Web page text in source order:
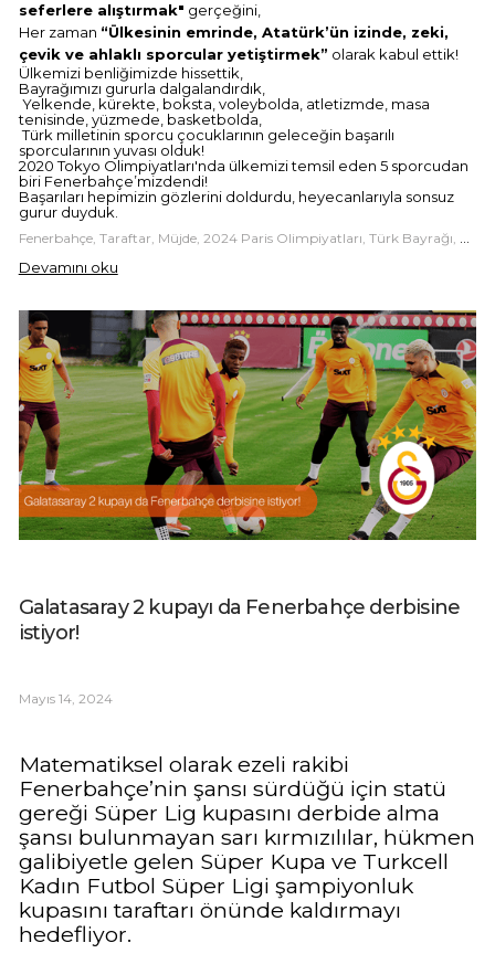
seferlere alıştırmak" gerçeğini,
Her zaman “Ülkesinin emrinde, Atatürk’ün izinde, zeki,
çevik ve ahlaklı sporcular yetiştirmek” olarak kabul ettik!
Ülkemizi benliğimizde hissettik,
Bayrağımızı gururla dalgalandırdık,
Yelkende, kürekte, boksta, voleybolda, atletizmde, masa
tenisinde, yüzmede, basketbolda,
Türk milletinin sporcu çocuklarının geleceğin başarılı
sporcularının yuvası olduk!
2020 Tokyo Olimpiyatları'nda ülkemizi temsil eden 5 sporcudan
biri Fenerbahçe’mizdendi!
Başarıları hepimizin gözlerini doldurdu, heyecanlarıyla sonsuz
gurur duyduk.
Fenerbahçe, Taraftar, Müjde, 2024 Paris Olimpiyatları, Türk Bayrağı, Zirve, Dalgalandırma, Spor, Alışveriş, Sporalisverisim.com
Devamını oku
Galatasaray 2 kupayı da Fenerbahçe derbisine
istiyor!
Mayıs 14, 2024
Matematiksel olarak ezeli rakibi
Fenerbahçe’nin şansı sürdüğü için statü
gereği Süper Lig kupasını derbide alma
şansı bulunmayan sarı kırmızılılar, hükmen
galibiyetle gelen Süper Kupa ve Turkcell
Kadın Futbol Süper Ligi şampiyonluk
kupasını taraftarı önünde kaldırmayı
hedefliyor.